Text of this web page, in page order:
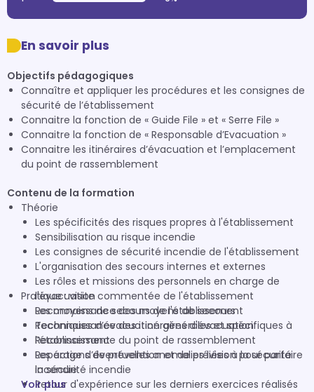
En savoir plus
Objectifs pédagogiques
Connaître et appliquer les procédures et les consignes de
sécurité de l’établissement
Connaitre la fonction de « Guide File » et « Serre File »
Connaitre la fonction de « Responsable d’Evacuation »
Connaitre les itinéraires d’évacuation et l’emplacement
du point de rassemblement
Contenu de la formation
Théorie
Les spécificités des risques propres à l'établissement
Sensibilisation au risque incendie
Les consignes de sécurité incendie de l'établissement
L'organisation des secours internes et externes
Les rôles et missions des personnels en charge de
l'évacuation
Les moyens de secours de l'établissement
Techniques d’évacuation générales et spécifiques à
l’établissement
Les actions de prévention et de prévision pour parfaire
la sécurité incendie
Retour d'expérience sur les derniers exercices réalisés
Pratique : visite commentée de l'établissement
Reconnaissance des moyens de secours
Reconnaissance des itinéraires d'évacuation
Reconnaissance du point de rassemblement
Repérage d’éventuelles anomalies liées à la sécurité
incendie
Voir plus